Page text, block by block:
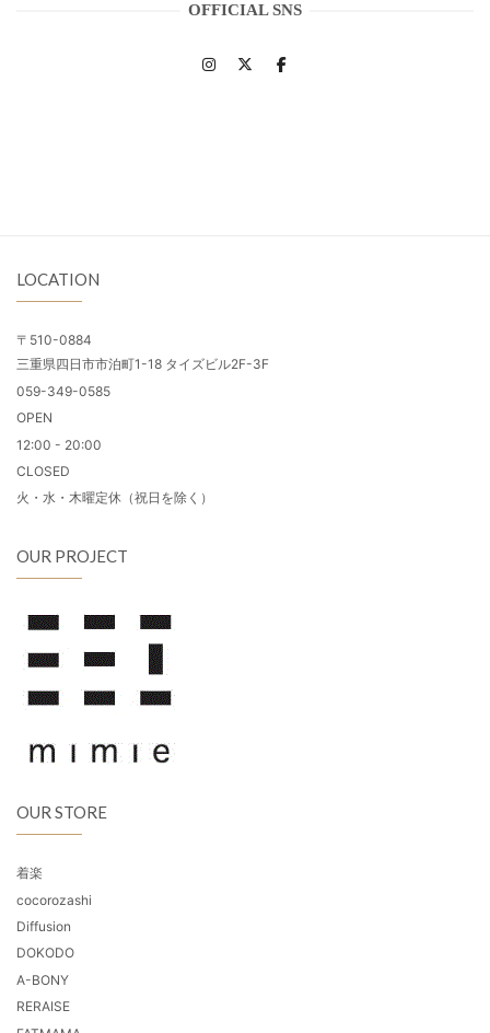
OFFICIAL SNS
LOCATION
〒510-0884
三重県四日市市泊町1-18 タイズビル2F-3F
059-349-0585
OPEN
12:00 - 20:00
CLOSED
火・水・木曜定休（祝日を除く）
OUR PROJECT
OUR STORE
着楽
cocorozashi
Diffusion
DOKODO
A-BONY
RERAISE